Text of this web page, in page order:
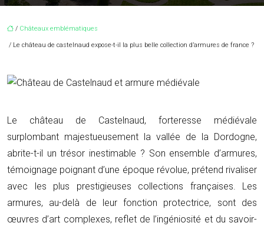
/ Châteaux emblématiques
/ Le château de castelnaud expose-t-il la plus belle collection d’armures de france ?
Le château de Castelnaud, forteresse médiévale
surplombant majestueusement la vallée de la Dordogne,
abrite-t-il un trésor inestimable ? Son ensemble d’armures,
témoignage poignant d’une époque révolue, prétend rivaliser
avec les plus prestigieuses collections françaises. Les
armures, au-delà de leur fonction protectrice, sont des
œuvres d’art complexes, reflet de l’ingéniosité et du savoir-